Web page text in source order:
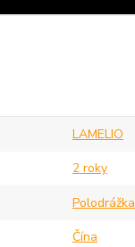
LAMELIO
2 roky
Polodrážka
Čína